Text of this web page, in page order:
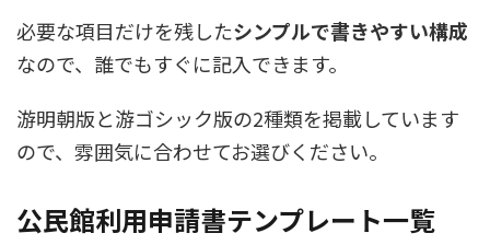
必要な項目だけを残したシンプルで書きやすい構成
なので、誰でもすぐに記入できます。
游明朝版と游ゴシック版の2種類を掲載しています
ので、雰囲気に合わせてお選びください。
公民館利用申請書テンプレート一覧